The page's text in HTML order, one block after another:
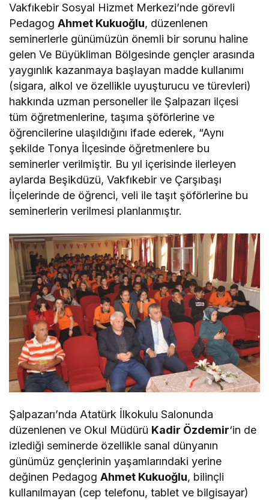
Vakfıkebir Sosyal Hizmet Merkezi’nde görevli
PedagogAhmet Kukuoğlu, düzenlenen
seminerlerle günümüzün önemli bir sorunu haline
gelen Ve Büyükliman Bölgesinde gençler arasında
yaygınlık kazanmaya başlayan madde kullanımı
(sigara, alkol ve özellikle uyuşturucu ve türevleri)
hakkında uzman personeller ile Şalpazarı ilçesi
tüm öğretmenlerine, taşıma şöförlerine ve
öğrencilerine ulaşıldığını ifade ederek, “Aynı
şekilde Tonya İlçesinde öğretmenlere bu
seminerler verilmiştir. Bu yıl içerisinde ilerleyen
aylarda Beşikdüzü, Vakfıkebir ve Çarşıbaşı
İlçelerinde de öğrenci, veli ile taşıt şöförlerine bu
seminerlerin verilmesi planlanmıştır.
Şalpazarı’nda Atatürk İlkokulu Salonunda
düzenlenen ve Okul Müdürü Kadir Özdemir‘in de
izlediği seminerde özellikle sanal dünyanın
günümüz gençlerinin yaşamlarındaki yerine
değinen PedagogAhmet Kukuoğlu, bilinçli
kullanılmayan (cep telefonu, tablet ve bilgisayar)